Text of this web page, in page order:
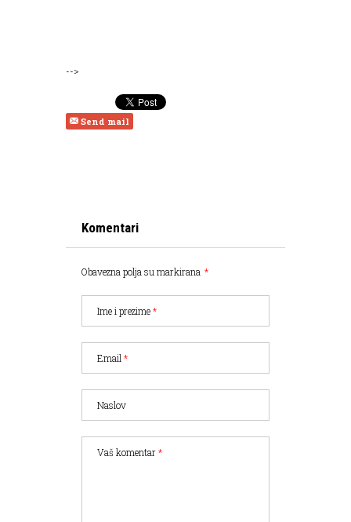
-->
Send mail
Komentari
Obavezna polja su markirana *
Ime i prezime*
Email*
Naslov
Vaš komentar*